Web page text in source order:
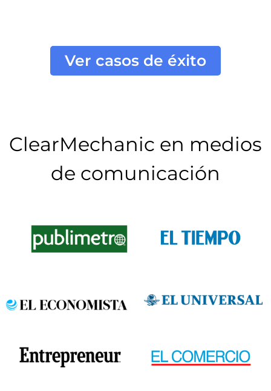
Ver casos de éxito
ClearMechanic en medios
de comunicación